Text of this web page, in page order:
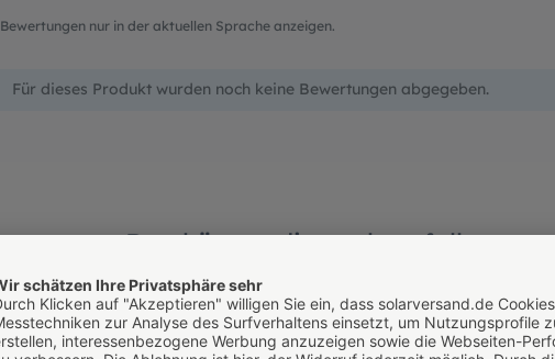
Bewertungen nur in der aktuellen Sprache anzeigen.
Für dieses Produkt wurden noch keine Bewertungen abgegeben.
Das könnte dir auch gefallen